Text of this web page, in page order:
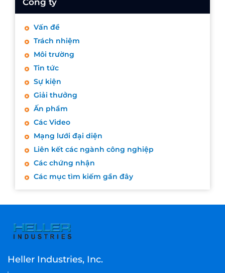
Công ty
Vấn đề
Trách nhiệm
Môi trường
Tin tức
Sự kiện
Giải thưởng
Ấn phẩm
Các Video
Mạng lưới đại diện
Liên kết các ngành công nghiệp
Các chứng nhận
Các mục tìm kiếm gần đây
Heller Industries, Inc.